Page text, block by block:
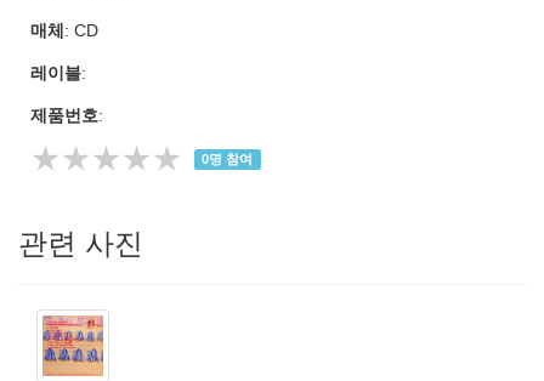
매체 : CD
레이블:
제품번호:
★★★★★ 0명 참여
관련 사진